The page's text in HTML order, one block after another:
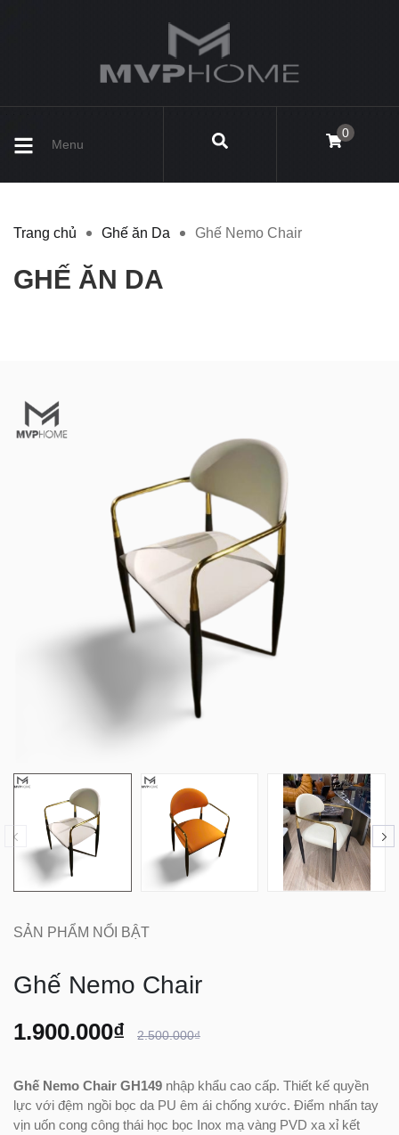
Menu
0
Trang chủ Ghế ăn Da Ghế Nemo Chair
GHẾ ĂN DA
SẢN PHẨM NỔI BẬT
Ghế Nemo Chair
1.900.000₫ 2.500.000₫
Ghế Nemo Chair GH149 nhập khẩu cao cấp. Thiết kế quyền
lực với đệm ngồi bọc da PU êm ái chống xước. Điểm nhấn tay
vịn uốn cong công thái học bọc Inox mạ vàng PVD xa xỉ kết